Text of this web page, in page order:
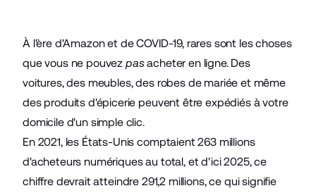
À l'ère d'Amazonet deCOVID-19, rares sont les choses
que vous ne pouvez pasacheter en ligne. Des
voitures, des meubles, des robes de mariée et même
des produits d'épicerie peuvent être expédiés à votre
domicile d'un simple clic.
En 2021, les États-Unis comptaient 263 millions
d'acheteurs numériques au total, et d'ici 2025, ce
chiffre devraitatteindre 291,2 millions, ce qui signifie